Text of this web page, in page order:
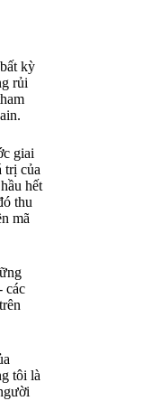
kỳ
rủi
giai
trị của
hết
thu
mã
các
tôi là